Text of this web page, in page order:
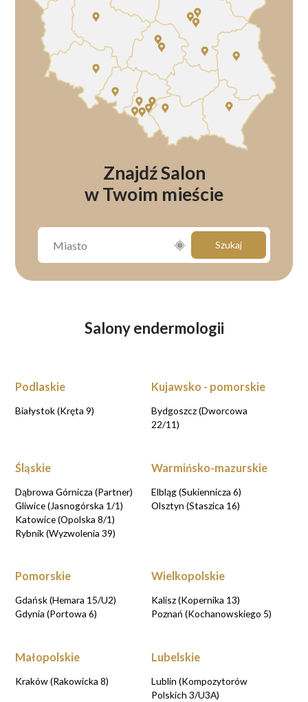
Znajdź Salon
w Twoim mieście
Szukaj
Salony endermologii
Podlaskie
Białystok (Kręta 9)
Kujawsko - pomorskie
Bydgoszcz (Dworcowa
22/11)
Śląskie
Dąbrowa Górnicza (Partner)
Gliwice (Jasnogórska 1/1)
Katowice (Opolska 8/1)
Rybnik (Wyzwolenia 39)
Warmińsko-mazurskie
Elbląg (Sukiennicza 6)
Olsztyn (Staszica 16)
Pomorskie
Gdańsk (Hemara 15/U2)
Gdynia (Portowa 6)
Wielkopolskie
Kalisz (Kopernika 13)
Poznań (Kochanowskiego 5)
Małopolskie
Kraków (Rakowicka 8)
Lubelskie
Lublin (Kompozytorów
Polskich 3/U3A)